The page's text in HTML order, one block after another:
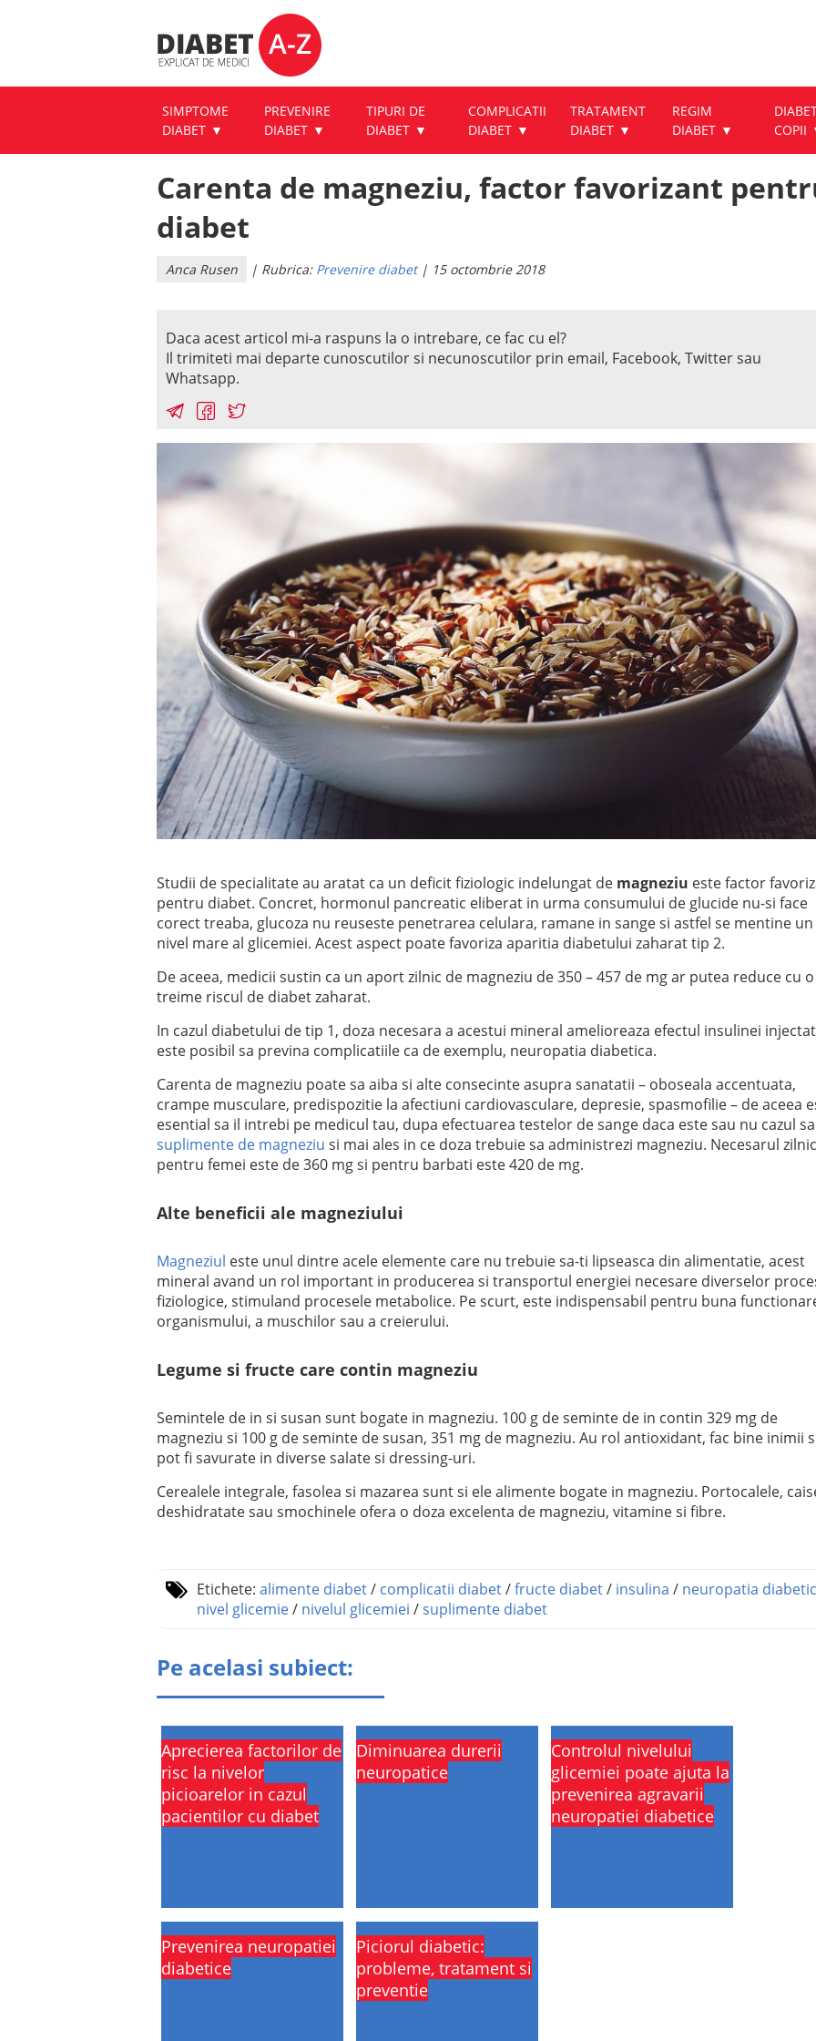
SIMPTOME
DIABET
PREVENIRE
DIABET
TIPURI DE
DIABET
COMPLICATII
DIABET
TRATAMENT
DIABET
REGIM
DIABET
COPII
Carenta de magneziu, factor favorizant
diabet
Anca Rusen | Rubrica: Prevenire diabet| 15 octombrie 2018
Daca acest articol mi-a raspuns la o intrebare, ce fac cu el?
Il trimiteti mai departe cunoscutilor si necunoscutilor prin email, Facebook, Twitter sau
Whatsapp.
Studii de specialitate au aratat ca un deficit fiziologic indelungat de magneziu este factor
pentru diabet. Concret, hormonul pancreatic eliberat in urma consumului de glucide nu-si face
corect treaba, glucoza nu reuseste penetrarea celulara, ramane in sange si astfel se mentine un
nivel mare al glicemiei. Acest aspect poate favoriza aparitia diabetului zaharat tip 2.
De aceea, medicii sustin ca un aport zilnic de magneziu de 350 – 457 de mg ar putea reduce cu o
treime riscul de diabet zaharat.
In cazul diabetului de tip 1, doza necesara a acestui mineral amelioreaza efectul insulinei
este posibil sa previna complicatiile ca de exemplu, neuropatia diabetica.
Carenta de magneziu poate sa aiba si alte consecinte asupra sanatatii – oboseala accentuata,
crampe musculare, predispozitie la afectiuni cardiovasculare, depresie, spasmofilie – de aceea
esential sa il intrebi pe medicul tau, dupa efectuarea testelor de sange daca este sau nu cazul
suplimente de magneziu si mai ales in ce doza trebuie sa administrezi magneziu. Necesarul zilnic
pentru femei este de 360 mg si pentru barbati este 420 de mg.
Alte beneficii ale magneziului
Magneziul este unul dintre acele elemente care nu trebuie sa-ti lipseasca din alimentatie, acest
mineral avand un rol important in producerea si transportul energiei necesare diverselor
fiziologice, stimuland procesele metabolice. Pe scurt, este indispensabil pentru buna
organismului, a muschilor sau a creierului.
Legume si fructe care contin magneziu
Semintele de in si susan sunt bogate in magneziu. 100 g de seminte de in contin 329 mg de
magneziu si 100 g de seminte de susan, 351 mg de magneziu. Au rol antioxidant, fac bine inimii
pot fi savurate in diverse salate si dressing-uri.
Cerealele integrale, fasolea si mazarea sunt si ele alimente bogate in magneziu. Portocalele,
deshidratate sau smochinele ofera o doza excelenta de magneziu, vitamine si fibre.
Etichete: alimente diabet/ complicatii diabet/fructe diabet/ insulina / neuropatia
nivel glicemie/ nivelul glicemiei /suplimente diabet
Pe acelasi subiect:
Aprecierea factorilor de
risc la nivelor
picioarelor in cazul
pacientilor cu diabet
Diminuarea durerii
neuropatice
Controlul nivelului
glicemiei poate ajuta la
prevenirea agravarii
neuropatiei diabetice
Prevenirea neuropatiei
diabetice
Piciorul diabetic:
probleme, tratament si
preventie